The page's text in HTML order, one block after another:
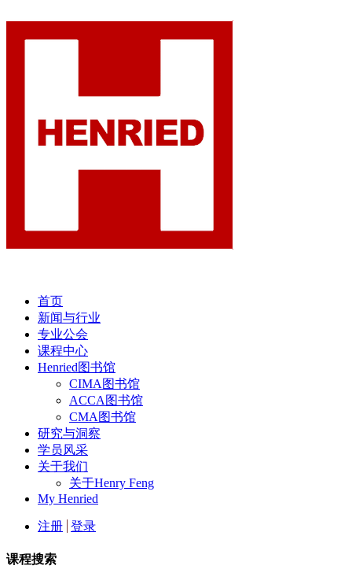
首页
新闻与行业
专业公会
课程中心
Henried图书馆
CIMA图书馆
ACCA图书馆
CMA图书馆
研究与洞察
学员风采
关于我们
关于Henry Feng
My Henried
注册 登录
课程搜索